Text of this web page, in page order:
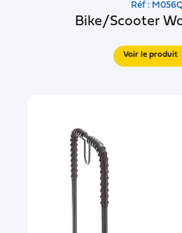
Réf :
Bike/Scooter
Voir le produit